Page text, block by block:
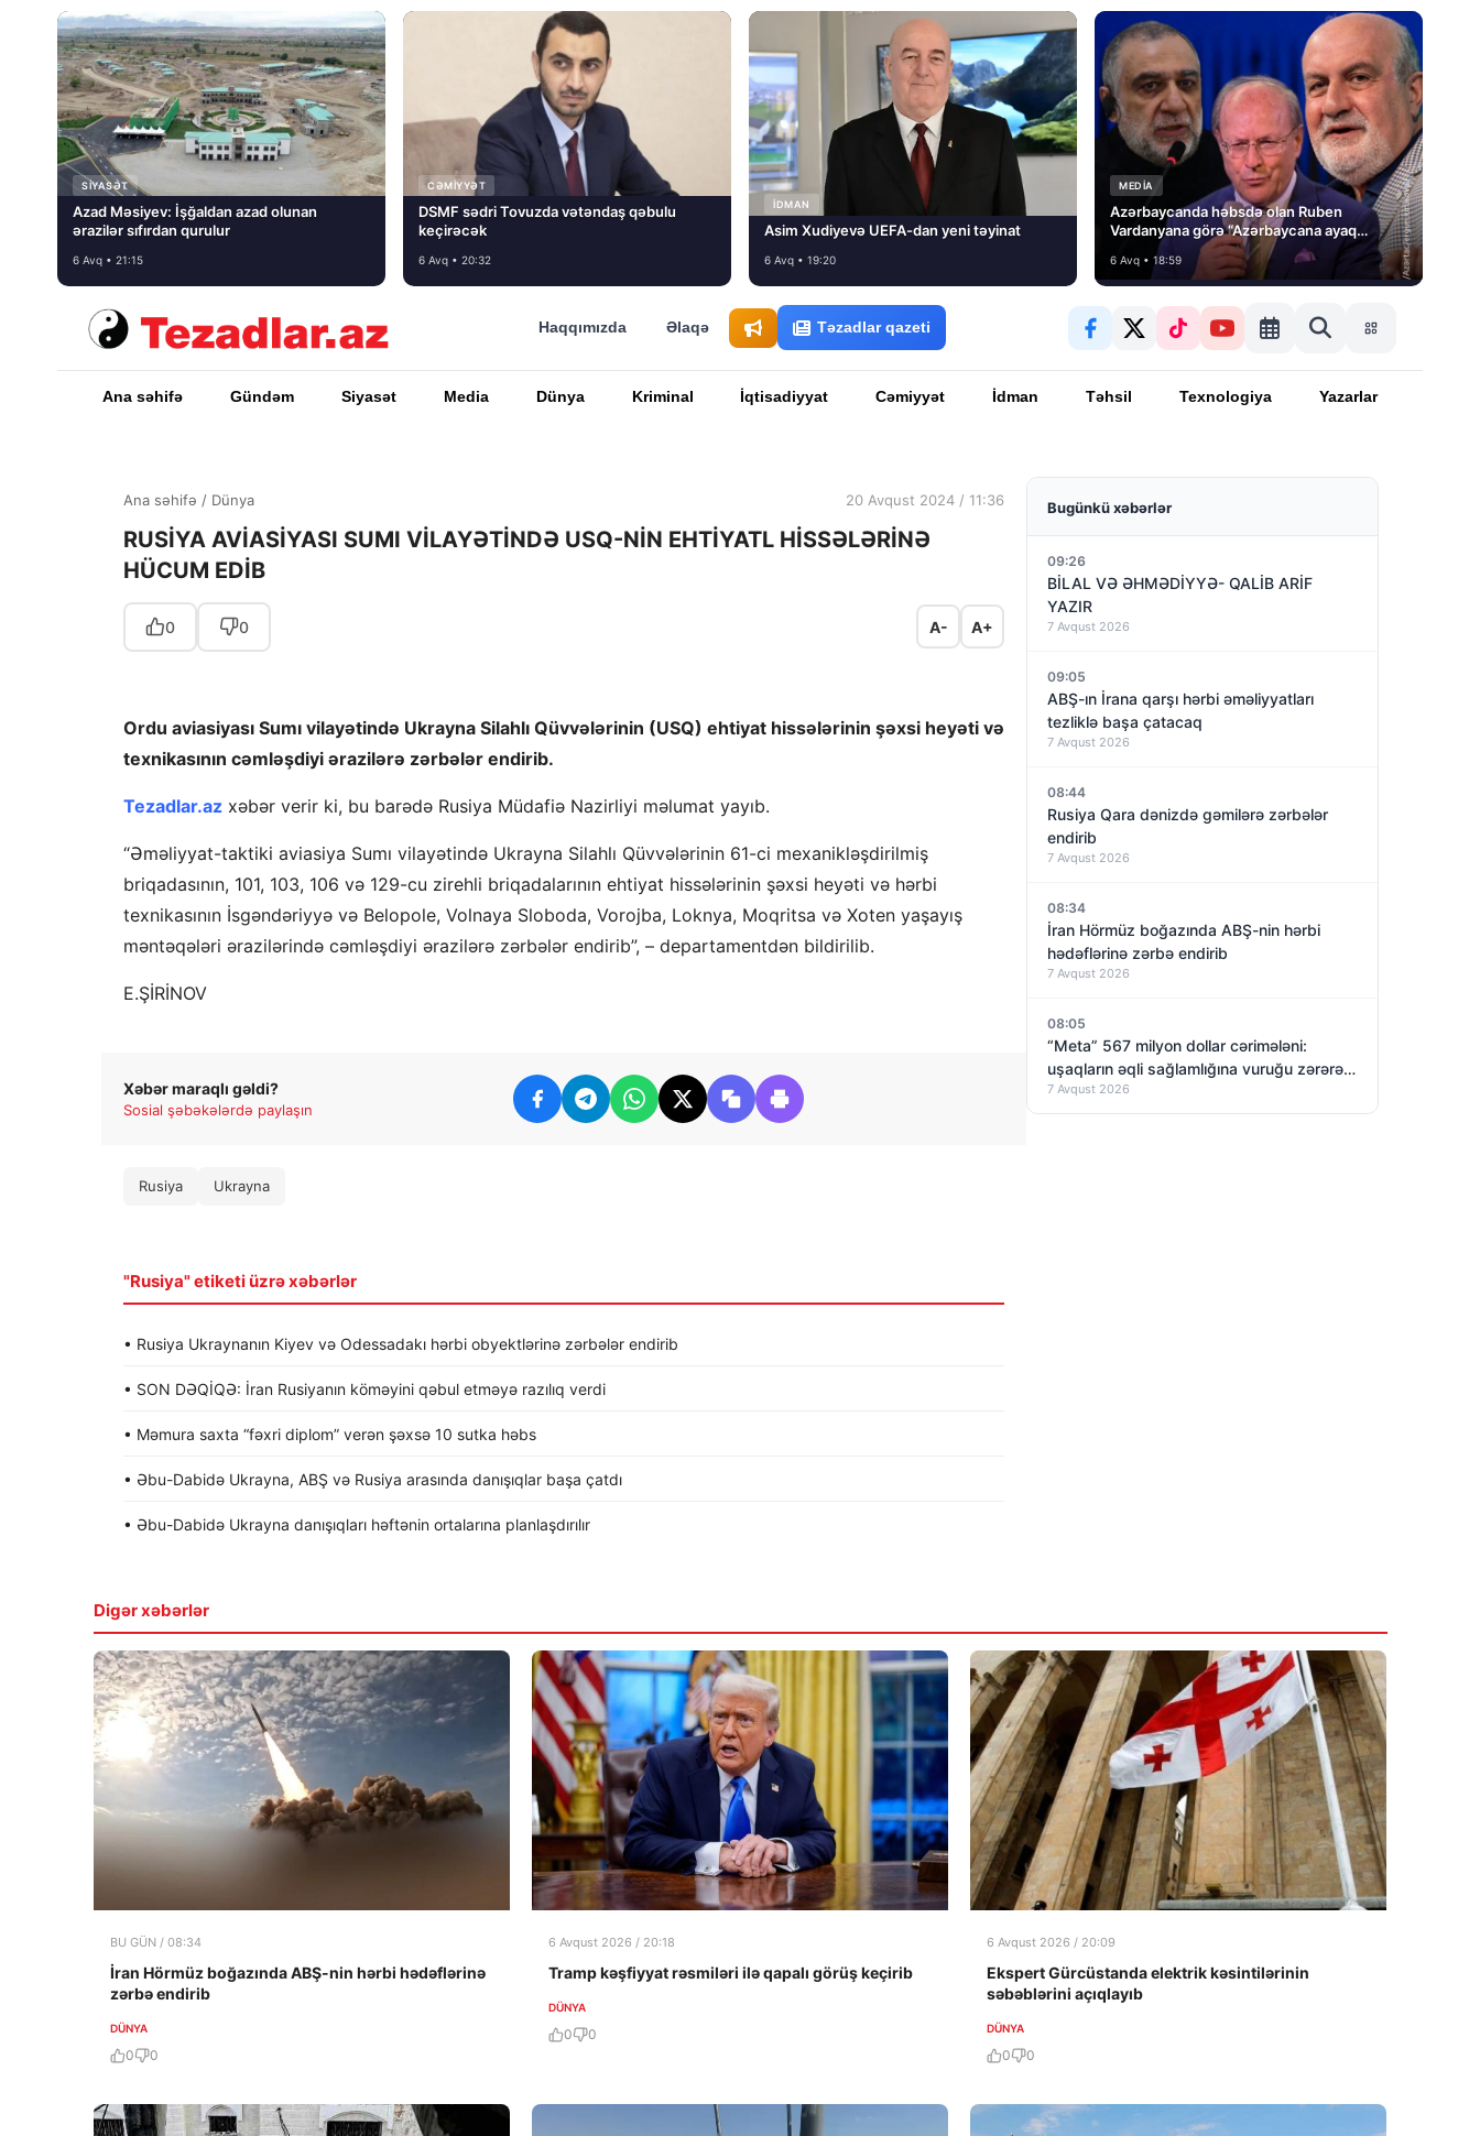
SIYASƏT
Azad Məsiyev: İşğaldan azad olunan
ərazilər sıfırdan qurulur
6 Avq • 21:15
CƏMIYYƏT
DSMF sədri Tovuzda vətəndaş qəbulu
keçirəcək
6 Avq • 20:32
İDMAN
Asim Xudiyevə UEFA-dan yeni təyinat
6 Avq • 19:20
MEDİA
Azərbaycanda həbsdə olan Ruben
Vardanyana görə “Azərbaycana ayaq
basmayacağını” dedi və…
6 Avq • 18:59
Haqqımızda Əlaqə Təzadlar qazeti
Ana səhifə Gündəm Siyasət Media Dünya Kriminal İqtisadiyyat Cəmiyyət İdman Təhsil Texnologiya Yazarlar
Ana səhifə / Dünya 20 Avqust 2024 / 11:36
RUSİYA AVİASİYASI SUMI VİLAYƏTİNDƏ USQ-NİN EHTİYATL HİSSƏLƏRİNƏ
HÜCUM EDİB
0 0 A- A+
Ordu aviasiyası Sumı vilayətində Ukrayna Silahlı Qüvvələrinin (USQ) ehtiyat hissələrinin şəxsi heyəti və
texnikasının cəmləşdiyi ərazilərə zərbələr endirib.
Tezadlar.az xəbər verir ki, bu barədə Rusiya Müdafiə Nazirliyi məlumat yayıb.
“Əməliyyat-taktiki aviasiya Sumı vilayətində Ukrayna Silahlı Qüvvələrinin 61-ci mexanikləşdirilmiş
briqadasının, 101, 103, 106 və 129-cu zirehli briqadalarının ehtiyat hissələrinin şəxsi heyəti və hərbi
texnikasının İsgəndəriyyə və Belopole, Volnaya Sloboda, Vorojba, Loknya, Moqritsa və Xoten yaşayış
məntəqələri ərazilərində cəmləşdiyi ərazilərə zərbələr endirib”, – departamentdən bildirilib.
E.ŞİRİNOV
Xəbər maraqlı gəldi?
Sosial şəbəkələrdə paylaşın
Rusiya Ukrayna
"Rusiya" etiketi üzrə xəbərlər
• Rusiya Ukraynanın Kiyev və Odessadakı hərbi obyektlərinə zərbələr endirib
• SON DƏQİQƏ: İran Rusiyanın köməyini qəbul etməyə razılıq verdi
• Məmura saxta “fəxri diplom” verən şəxsə 10 sutka həbs
• Əbu-Dabidə Ukrayna, ABŞ və Rusiya arasında danışıqlar başa çatdı
• Əbu-Dabidə Ukrayna danışıqları həftənin ortalarına planlaşdırılır
Bugünkü xəbərlər
09:26
BİLAL VƏ ƏHMƏDİYYƏ- QALİB ARİF
YAZIR
7 Avqust 2026
09:05
ABŞ-ın İrana qarşı hərbi əməliyyatları
tezliklə başa çatacaq
7 Avqust 2026
08:44
Rusiya Qara dənizdə gəmilərə zərbələr
endirib
7 Avqust 2026
08:34
İran Hörmüz boğazında ABŞ-nin hərbi
hədəflərinə zərbə endirib
7 Avqust 2026
08:05
“Meta” 567 milyon dollar cərimələni:
uşaqların əqli sağlamlığına vuruğu zərərə
görə!
7 Avqust 2026
Digər xəbərlər
BU GÜN / 08:34
İran Hörmüz boğazında ABŞ-nin hərbi hədəflərinə
zərbə endirib
DÜNYA
0 0
6 Avqust 2026 / 20:18
Tramp kəşfiyyat rəsmiləri ilə qapalı görüş keçirib
DÜNYA
0 0
6 Avqust 2026 / 20:09
Ekspert Gürcüstanda elektrik kəsintilərinin
səbəblərini açıqlayıb
DÜNYA
0 0